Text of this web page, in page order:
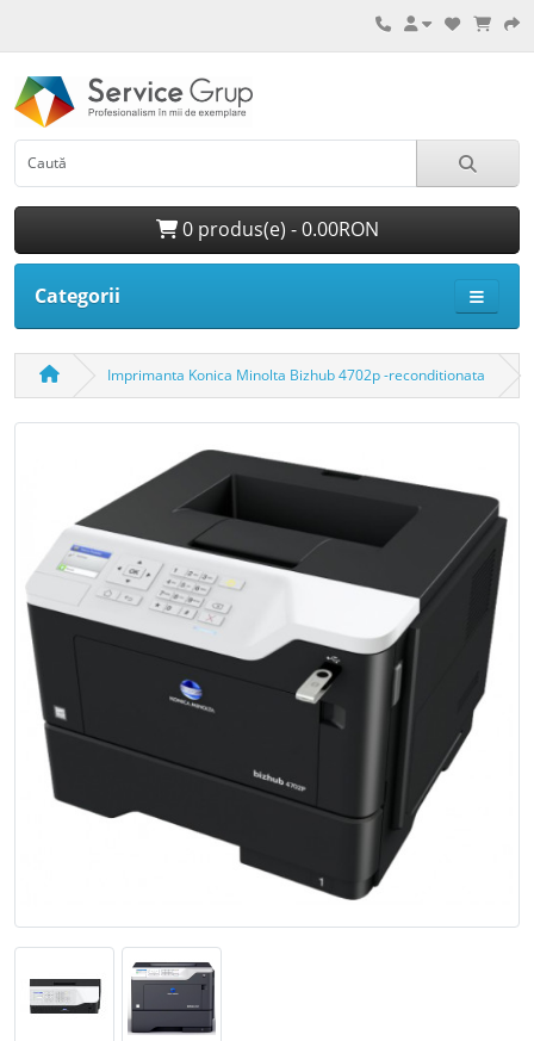
0 produs(e) - 0.00RON
Categorii
Imprimanta Konica Minolta Bizhub 4702p -reconditionata